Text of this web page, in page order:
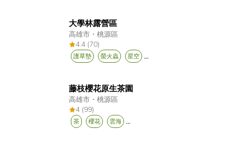
大學林露營區
高雄市 ・桃源區
4.4 (70)
護草墊 螢火蟲 星空 ...
藤枝櫻花原生茶園
高雄市 ・桃源區
4 (99)
茶 櫻花 雲海 ...